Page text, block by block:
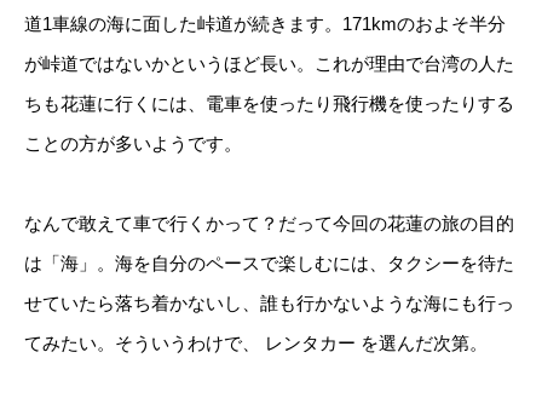
道1車線の海に面した峠道が続きます。171kmのおよそ半分
が峠道ではないかというほど長い。これが理由で台湾の人た
ちも花蓮に行くには、電車を使ったり飛行機を使ったりする
ことの方が多いようです。
なんで敢えて車で行くかって？だって今回の花蓮の旅の目的
は「海」。海を自分のペースで楽しむには、タクシーを待た
せていたら落ち着かないし、誰も行かないような海にも行っ
てみたい。そういうわけで、 レンタカー を選んだ次第。